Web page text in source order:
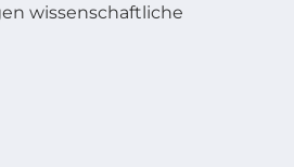
wissenschaftliche